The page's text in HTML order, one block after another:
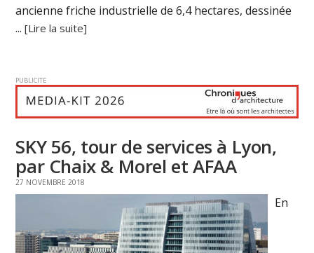
ancienne friche industrielle de 6,4 hectares, dessinée
...[Lire la suite]
PUBLICITE
SKY 56, tour de services à Lyon,
par Chaix & Morel et AFAA
27 NOVEMBRE 2018
En